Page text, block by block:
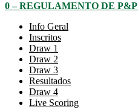
0 – REGULAMENTO DE P&P
Info Geral
Inscritos
Draw 1
Draw 2
Draw 3
Resultados
Draw 4
Live Scoring